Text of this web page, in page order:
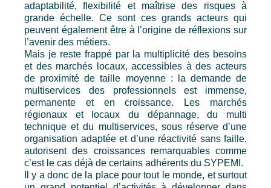
adaptabilité, flexibilité et maîtrise des risques à
grande échelle. Ce sont ces grands acteurs qui
peuvent également être à l’origine de réflexions sur
l’avenir des métiers.
Mais je reste frappé par la multiplicité des besoins
et des marchés locaux, accessibles à des acteurs
de proximité de taille moyenne : la demande de
multiservices des professionnels est immense,
permanente et en croissance. Les marchés
régionaux et locaux du dépannage, du multi
technique et du multiservices, sous réserve d’une
organisation adaptée et d’une réactivité sans faille,
autorisent des croissances remarquables comme
c’est le cas déjà de certains adhérents du SYPEMI.
Il y a donc de la place pour tout le monde, et surtout